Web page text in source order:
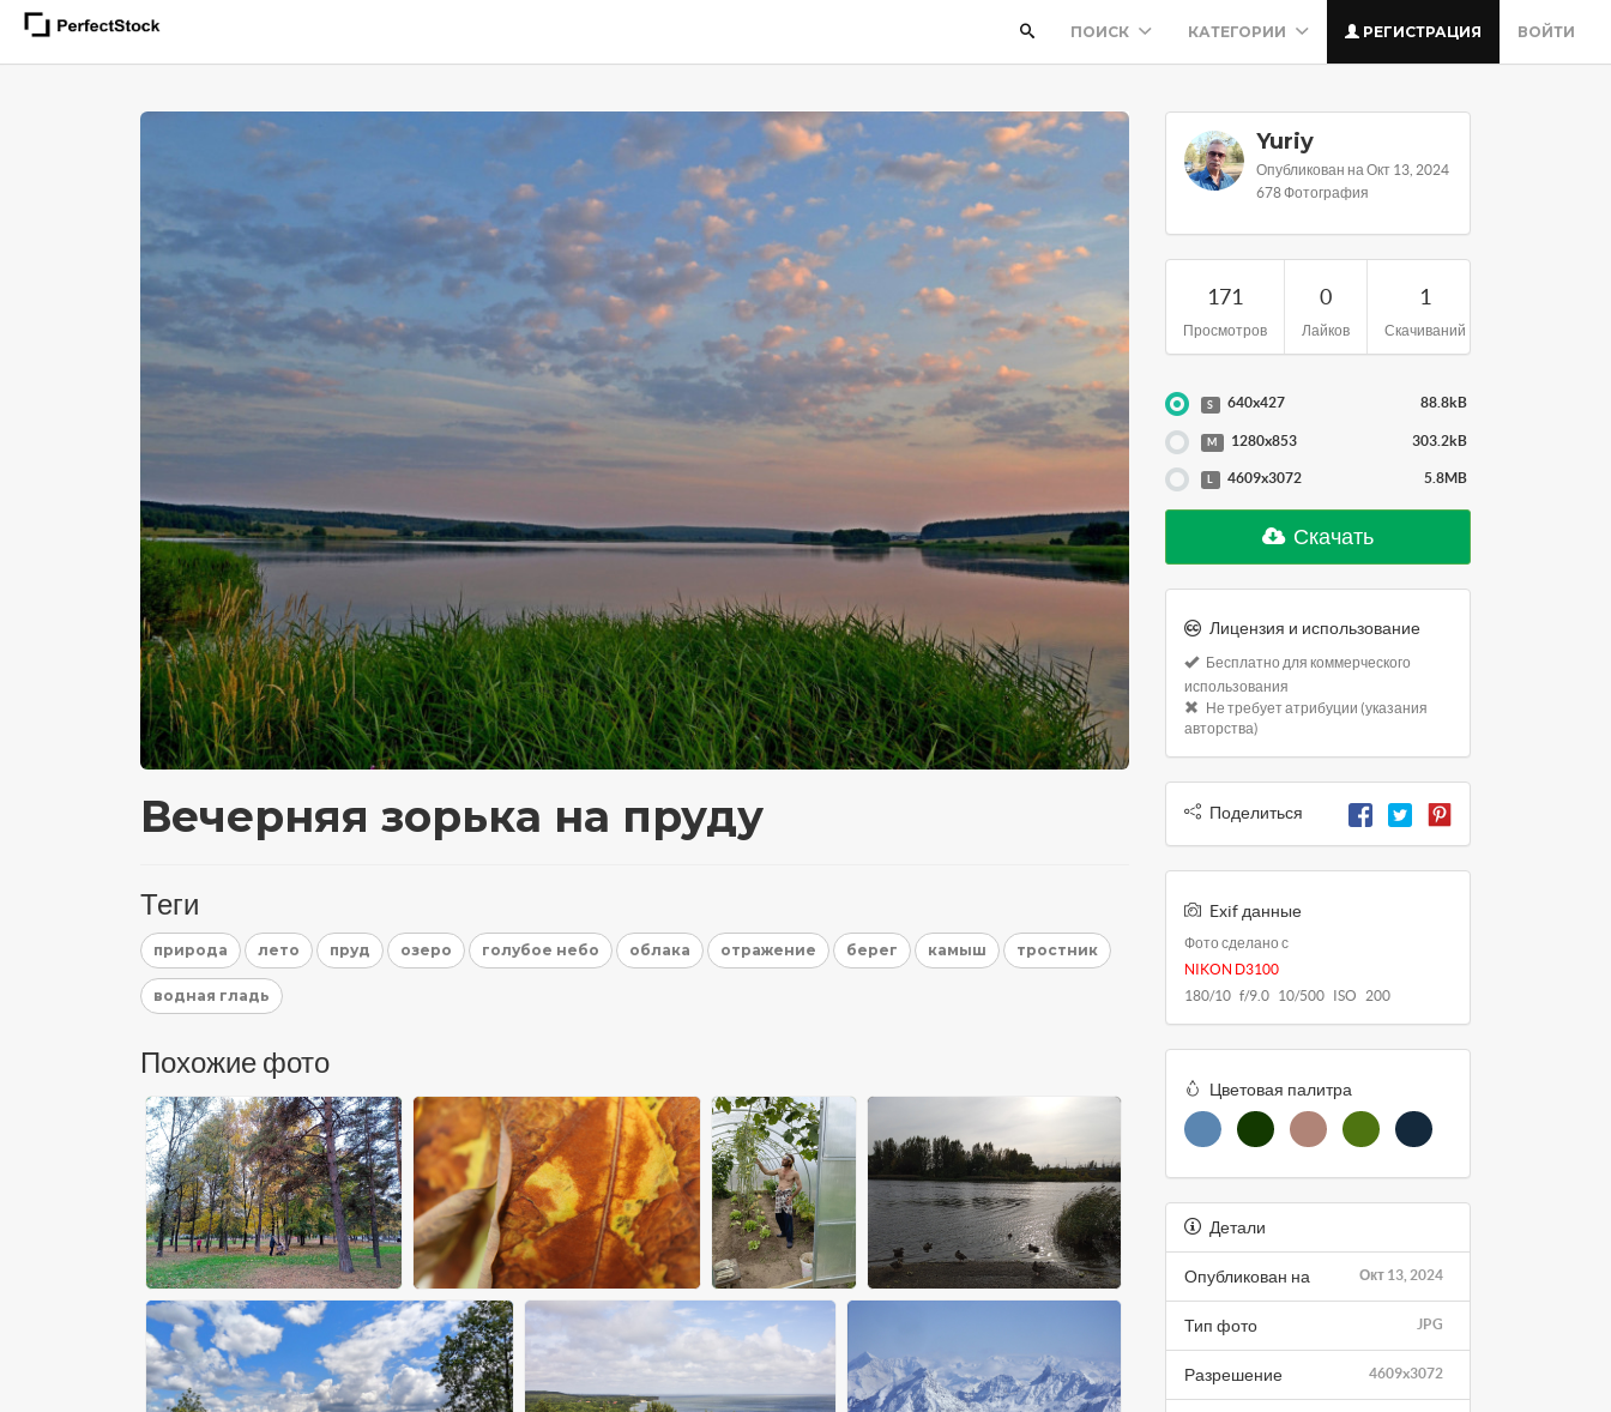
ПОИСК КАТЕГОРИИ РЕГИСТРАЦИЯ ВОЙТИ
Вечерняя зорька на пруду
Теги
природа лето пруд озеро голубое небо облака отражение берег камыш тростник
водная гладь
Похожие фото
Yuriy
Опубликован на Окт 13, 2024
678 Фотография
171
Просмотров
0
Лайков
1
Скачиваний
S 640x427 88.8kB
M 1280x853 303.2kB
L 4609x3072 5.8MB
Скачать
Лицензия и использование
Бесплатно для коммерческого
использования
Не требует атрибуции (указания
авторства)
Поделиться
Exif данные
Фото сделано с
NIKON D3100
180/10 f/9.0 10/500 ISO 200
Цветовая палитра
Детали
Окт 13, 2024
Опубликован на
JPG
Тип фото
4609x3072
Разрешение